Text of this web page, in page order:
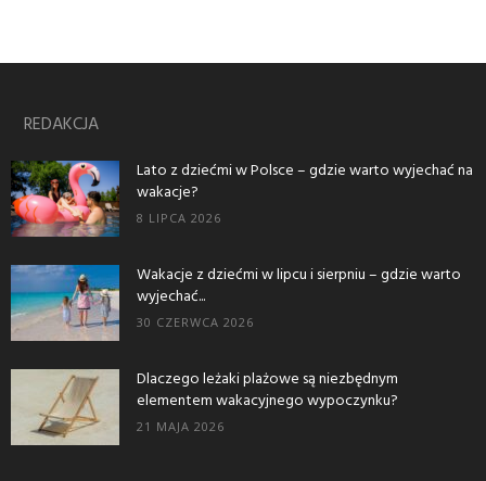
REDAKCJA
Lato z dziećmi w Polsce – gdzie warto wyjechać na
wakacje?
8 LIPCA 2026
Wakacje z dziećmi w lipcu i sierpniu – gdzie warto
wyjechać...
30 CZERWCA 2026
Dlaczego leżaki plażowe są niezbędnym
elementem wakacyjnego wypoczynku?
21 MAJA 2026